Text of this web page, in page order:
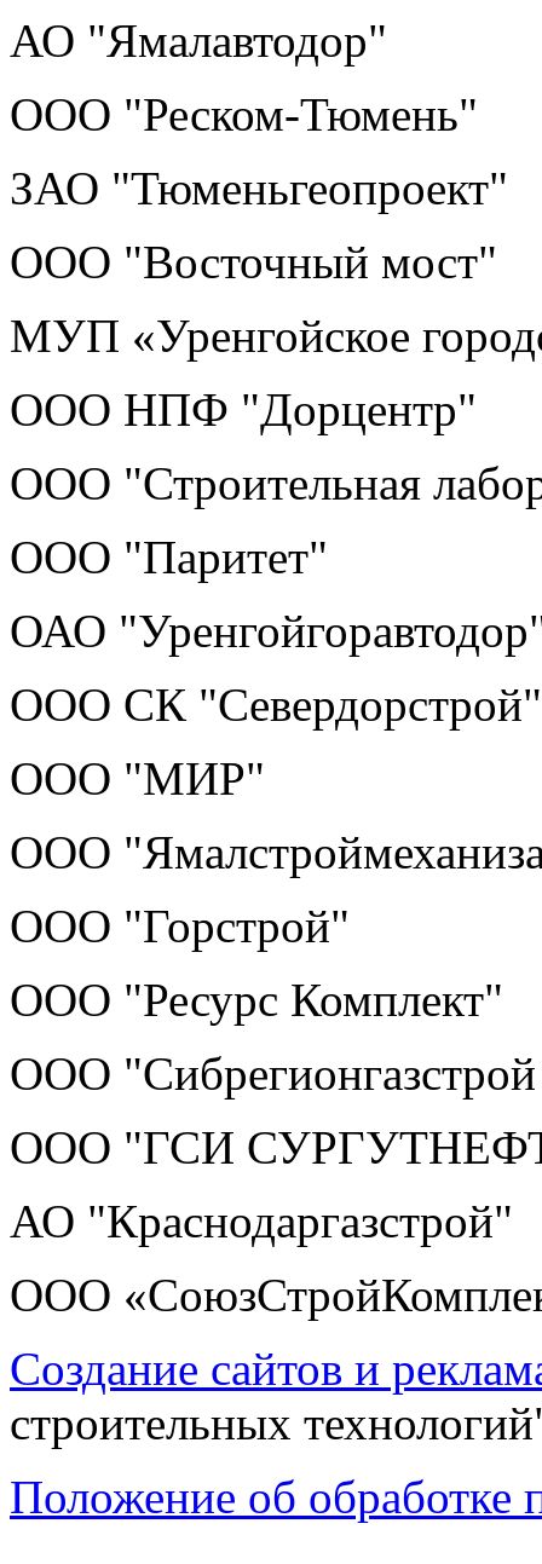
АО "Ямалавтодор"
ООО "Реском-Тюмень"
ЗАО "Тюменьгеопроект"
ООО "Восточный мост"
МУП «Уренгойское
ООО НПФ "Дорцентр"
ООО "Строительная
ООО "Паритет"
ОАО
ООО СК "Севердорстрой"
ООО "МИР"
ООО
ООО "Горстрой"
ООО "Ресурс Комплект"
ООО "Сибрегионгазстрой
ООО "ГСИ
АО "Краснодаргазстрой"
ООО
Создание сайтов и
строительных
Положение об обработке